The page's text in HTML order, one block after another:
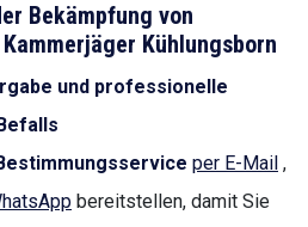
Bekämpfung von
Kühlungsborn
und professionelle
per E-Mail ,
bereitstellen, damit Sie